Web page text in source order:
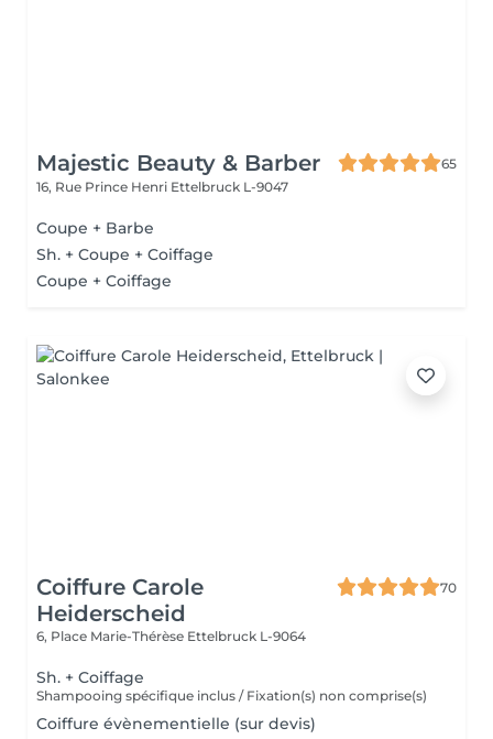
Majestic Beauty & Barber
65
16, Rue Prince Henri Ettelbruck L-9047
Coupe + Barbe
Sh. + Coupe + Coiffage
Coupe + Coiffage
Coiffure Carole
Heiderscheid
70
6, Place Marie-Thérèse Ettelbruck L-9064
Sh. + Coiffage
Shampooing spécifique inclus / Fixation(s) non comprise(s)
Coiffure évènementielle (sur devis)